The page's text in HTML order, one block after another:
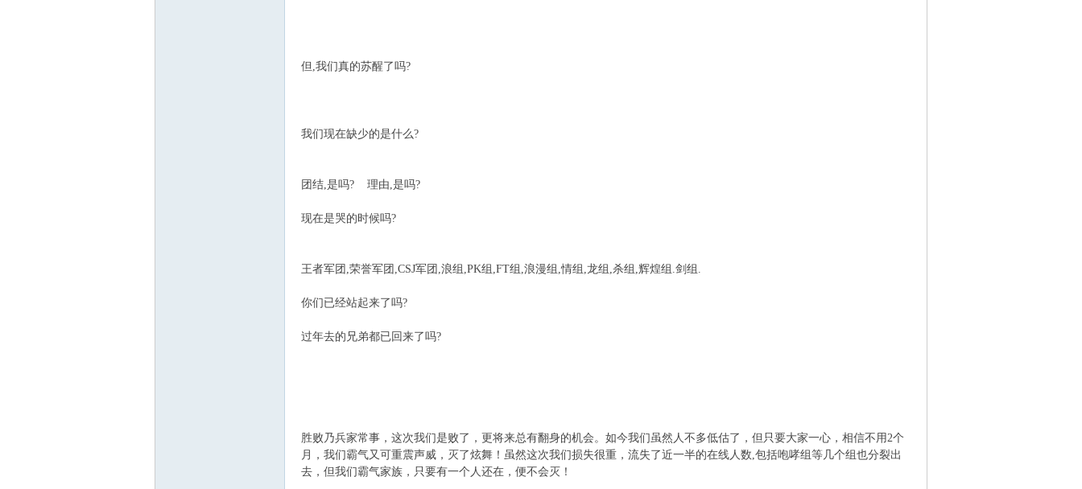
但,我们真的苏醒了吗?
我们现在缺少的是什么?
团结,是吗? 理由,是吗?
现在是哭的时候吗?
王者军团,荣誉军团,CSJ军团,浪组,PK组,FT组,浪漫组,情组,龙组,杀组,辉煌组.剑组.
你们已经站起来了吗?
过年去的兄弟都已回来了吗?
胜败乃兵家常事，这次我们是败了，更将来总有翻身的机会。如今我们虽然人不多低估了，但只要大家一心，相信不用2个
月，我们霸气又可重震声威，灭了炫舞！虽然这次我们损失很重，流失了近一半的在线人数,包括咆哮组等几个组也分裂出
去，但我们霸气家族，只要有一个人还在，便不会灭！